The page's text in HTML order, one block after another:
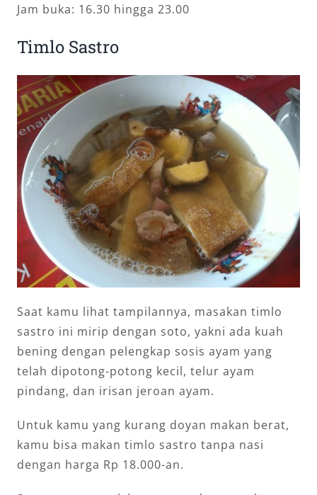
Jam buka: 16.30 hingga 23.00
Timlo Sastro
Saat kamu lihat tampilannya, masakan timlo
sastro ini mirip dengan soto, yakni ada kuah
bening dengan pelengkap sosis ayam yang
telah dipotong-potong kecil, telur ayam
pindang, dan irisan jeroan ayam.
Untuk kamu yang kurang doyan makan berat,
kamu bisa makan timlo sastro tanpa nasi
dengan harga Rp 18.000-an.